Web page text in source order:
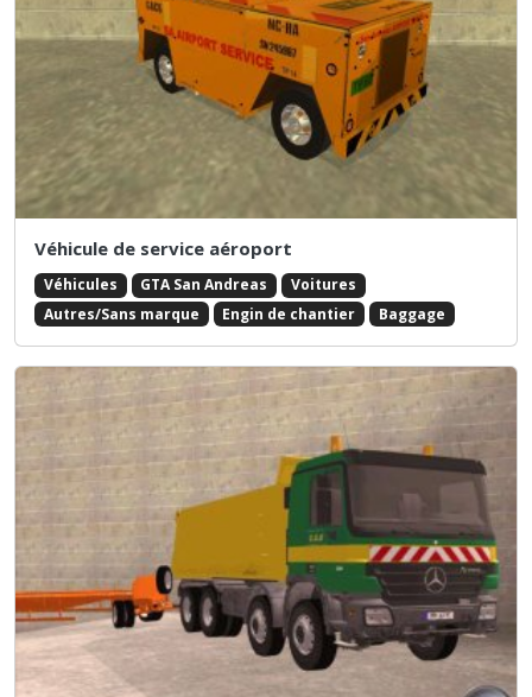
Véhicule de service aéroport
Véhicules GTA San Andreas
Voitures
Autres/Sans marque
Engin de chantier Baggage